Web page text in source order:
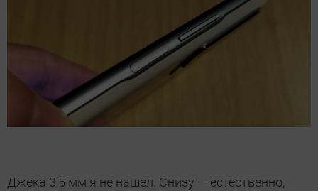
Джека 3,5 мм я не нашел. Снизу — естественно,